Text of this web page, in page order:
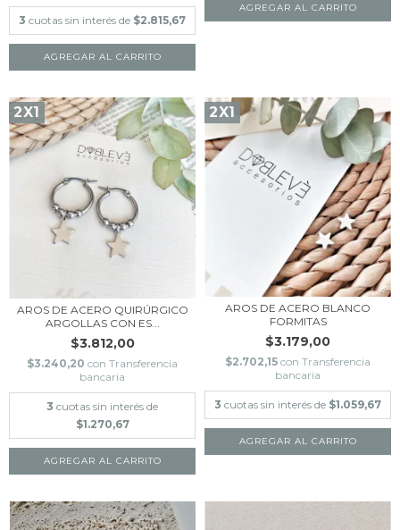
3 cuotas sin interés de $2.815,67
AGREGAR AL CARRITO
2X1
AROS DE ACERO QUIRÚRGICO
ARGOLLAS CON ES...
$3.812,00
$3.240,20 con Transferencia
bancaria
3 cuotas sin interés de
$1.270,67
2X1
AROS DE ACERO BLANCO
FORMITAS
$3.179,00
$2.702,15 con Transferencia
bancaria
3 cuotas sin interés de $1.059,67
AGREGAR AL CARRITO